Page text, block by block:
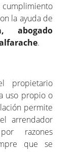
cumplimiento
la ayuda de
abogado
.
propietario
uso propio o
permite
arrendador
razones
que se